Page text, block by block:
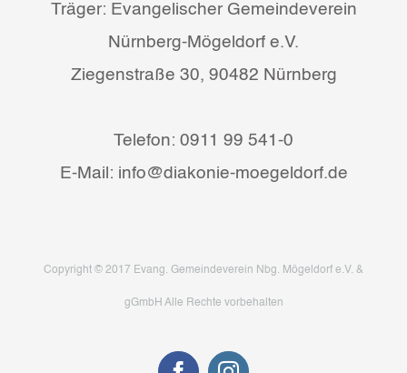
Träger: Evangelischer Gemeindeverein
Nürnberg-Mögeldorf e.V.
Ziegenstraße 30, 90482 Nürnberg
Telefon: 0911 99 541-0
E-Mail: info@diakonie-moegeldorf.de
Copyright © 2017 Evang. Gemeindeverein Nbg. Mögeldorf e.V. &
gGmbH Alle Rechte vorbehalten